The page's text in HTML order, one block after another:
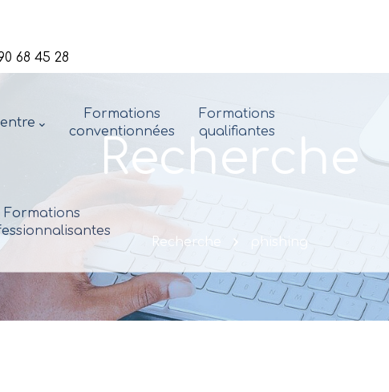
68 45 28
Formations
conventionnées
Formations
qualifiantes
Formations
Recherche
Recherche phishing